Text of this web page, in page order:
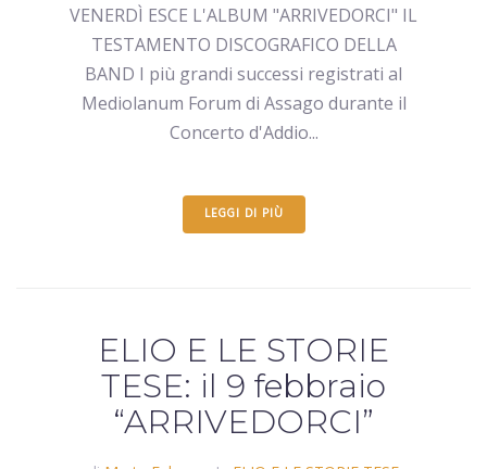
VENERDÌ ESCE L'ALBUM "ARRIVEDORCI" IL
TESTAMENTO DISCOGRAFICO DELLA
BAND I più grandi successi registrati al
Mediolanum Forum di Assago durante il
Concerto d'Addio...
LEGGI DI PIÙ
ELIO E LE STORIE
TESE: il 9 febbraio
“ARRIVEDORCI”